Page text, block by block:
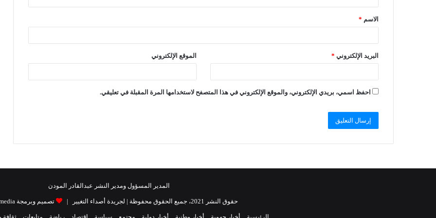
الاسم *
البريد الإلكتروني * الموقع الإلكتروني
احفظ اسمي، بريدي الإلكتروني، والموقع الإلكتروني في هذا المتصفح لاستخدامها المرة المقبلة في تعليقي.
المدير المسؤول ومدير النشر عبدالقادر المودن
حقوق النشر 2021، جميع الحقوق محفوظة | لجريدة أصداء التغيير | تصميم وبرمجة Raidat media